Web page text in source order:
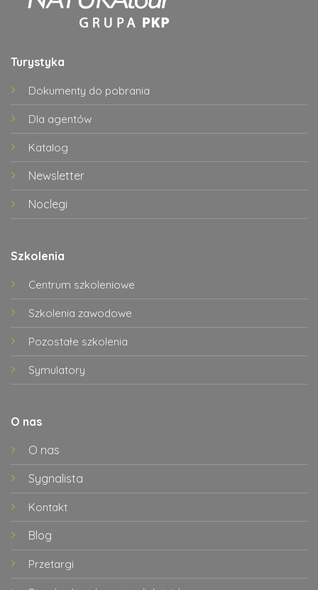
Turystyka
Dokumenty do pobrania
Dla agentów
Katalog
Newsletter
Noclegi
Szkolenia
Centrum szkoleniowe
Szkolenia zawodowe
Pozostałe szkolenia
Symulatory
O nas
O nas
Sygnalista
Kontakt
Blog
Przetargi